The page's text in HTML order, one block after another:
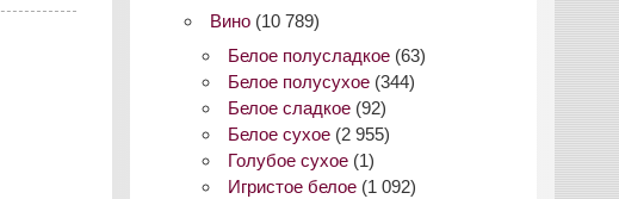
Вино (10 789)
Белое полусладкое (63)
Белое полусухое (344)
Белое сладкое (92)
Белое сухое (2 955)
Голубое сухое (1)
Игристое белое (1 092)